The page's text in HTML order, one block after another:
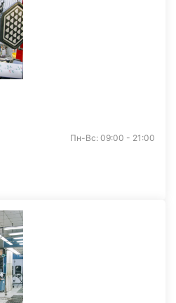
Пн-Вс: 09:00 - 21:00